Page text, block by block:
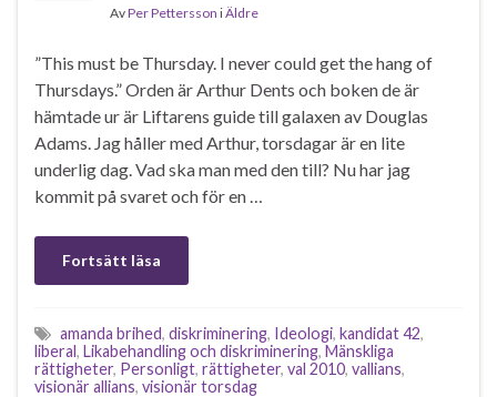
AvPer Pettersson iÄldre
”This must be Thursday. I never could get the hang of
Thursdays.” Orden är Arthur Dents och boken de är
hämtade ur är Liftarens guide till galaxen av Douglas
Adams. Jag håller med Arthur, torsdagar är en lite
underlig dag. Vad ska man med den till? Nu har jag
kommit på svaret och för en …
Fortsätt läsa
amanda brihed, diskriminering, Ideologi, kandidat 42,
liberal, Likabehandling och diskriminering, Mänskliga
rättigheter, Personligt, rättigheter, val 2010, vallians,
visionär allians, visionär torsdag